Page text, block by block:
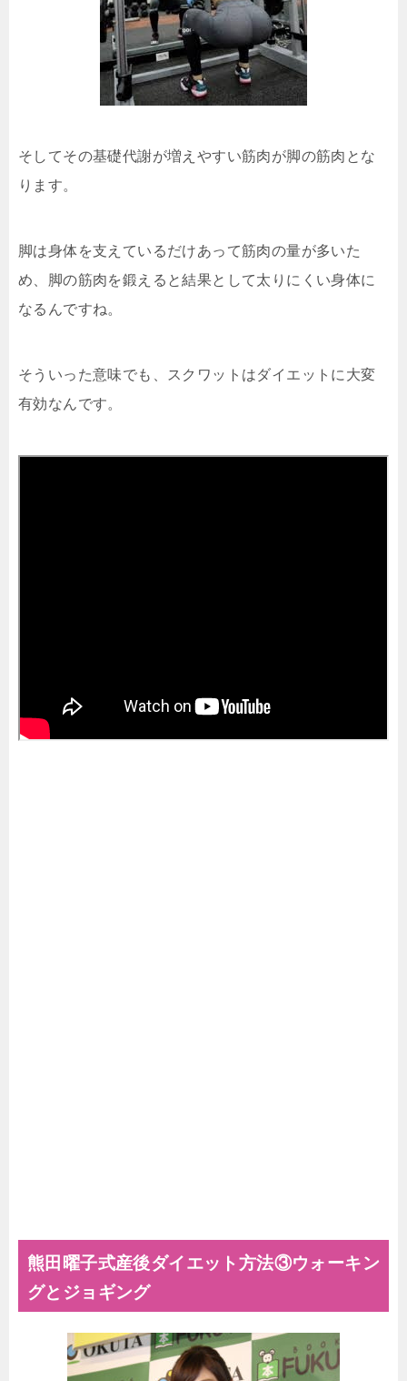
そしてその基礎代謝が増えやすい筋肉が脚の筋肉とな
ります。
脚は身体を支えているだけあって筋肉の量が多いた
め、脚の筋肉を鍛えると結果として太りにくい身体に
なるんですね。
そういった意味でも、スクワットはダイエットに大変
有効なんです。
熊田曜子式産後ダイエット方法③ウォーキン
グとジョギング